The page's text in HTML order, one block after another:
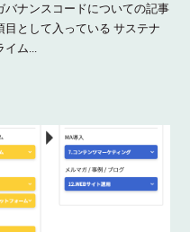
バナンスコードについての記事
として入っている サステナ
ム...